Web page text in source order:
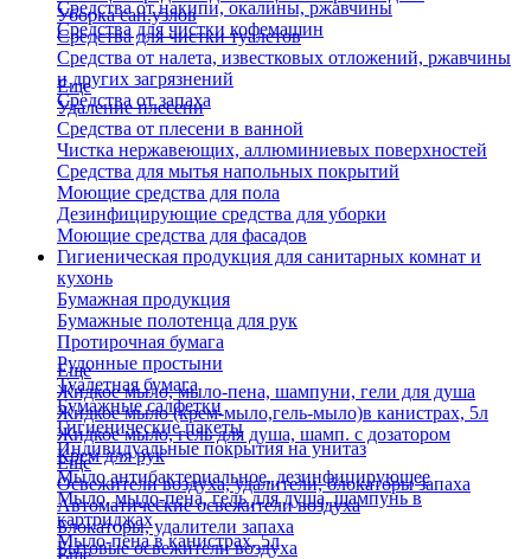
Средства от накипи, окалины, ржавчины
Средства для чистки кофемашин
Уборка сан.узлов
Средства для чистки туалетов
Средства от налета, известковых отложений, ржавчины
и других загрязнений
Средства от запаха
Еще
Удаление плесени
Средства от плесени в ванной
Чистка нержавеющих, аллюминиевых поверхностей
Средства для мытья напольных покрытий
Моющие средства для пола
Дезинфицирующие средства для уборки
Моющие средства для фасадов
Гигиеническая продукция для санитарных комнат и
кухонь
Бумажная продукция
Бумажные полотенца для рук
Протирочная бумага
Рулонные простыни
Туалетная бумага
Бумажные салфетки
Гигиенические пакеты
Индивидуальные покрытия на унитаз
Еще
Жидкое мыло, мыло-пена, шампуни, гели для душа
Жидкое мыло (крем-мыло,гель-мыло)в канистрах, 5л
Жидкое мыло, гель для душа, шамп. с дозатором
Крем для рук
Мыло антибактериальное, дезинфицирующее
Мыло, мыло-пена, гель для душа, шампунь в
картриджах
Мыло-пена в канистрах, 5л
Еще
Освежители воздуха, удалители, блокаторы запаха
Автоматические освежители воздуха
Блокаторы, удалители запаха
Бытовые освежители воздуха
Еще